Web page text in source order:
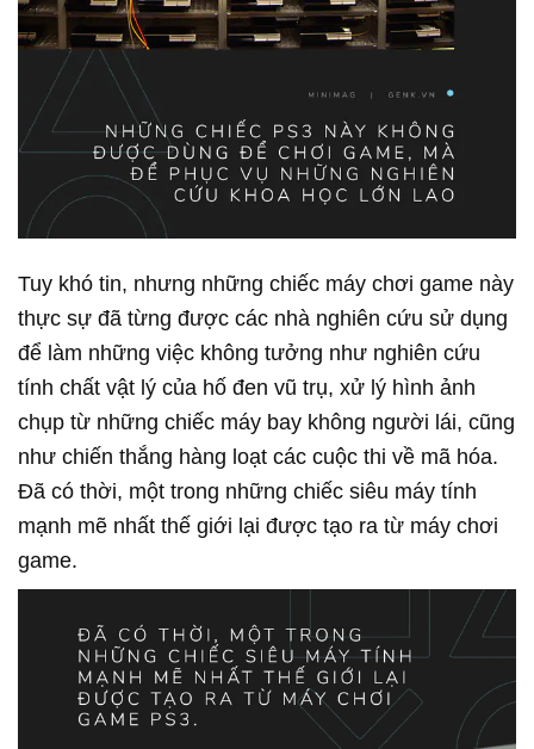
Tuy khó tin, nhưng những chiếc máy chơi game này
thực sự đã từng được các nhà nghiên cứu sử dụng
để làm những việc không tưởng như nghiên cứu
tính chất vật lý của hố đen vũ trụ, xử lý hình ảnh
chụp từ những chiếc máy bay không người lái, cũng
như chiến thắng hàng loạt các cuộc thi về mã hóa.
Đã có thời, một trong những chiếc siêu máy tính
mạnh mẽ nhất thế giới lại được tạo ra từ máy chơi
game.